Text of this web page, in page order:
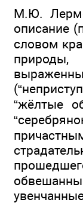
М.Ю.
описание
словом
“жёлтые